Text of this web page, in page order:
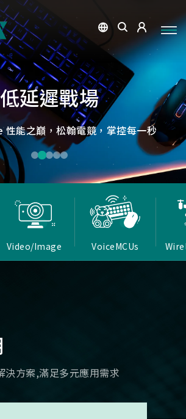
心，巨大力量
極致效能，智慧應用無所不在
低延遲戰場
能之巔，松翰電競，掌控每一秒
每個清晰瞬間
支援HDR/3D降噪，提供卓越影像處理
能力
，數位學習新體驗
，紙本內容瞬間數位化，開啟互動新篇
章
遲，無線視界
保流暢穩定的影像傳輸
Video/Image VoiceMCUs
決方案,滿足多元應用需求